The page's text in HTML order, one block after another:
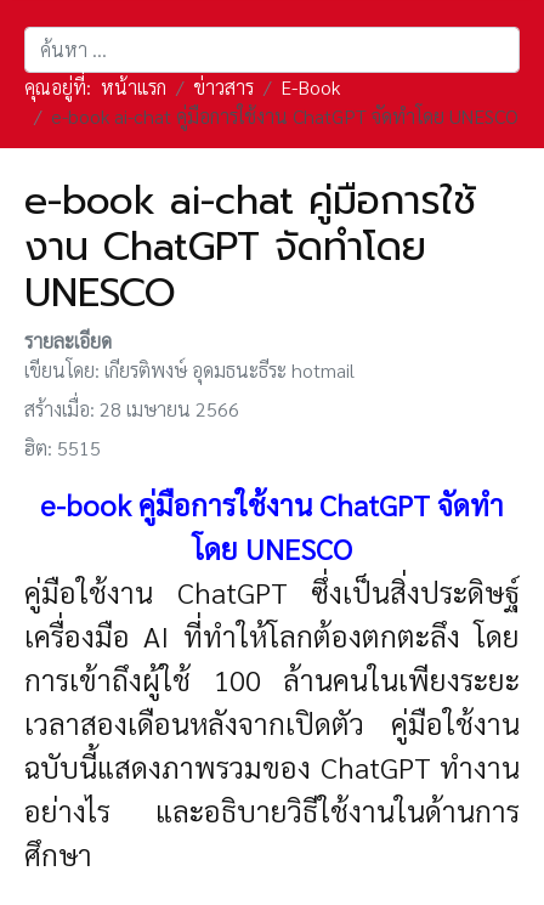
การค้นหา
คุณอยู่ที่: หน้าแรก ข่าวสาร
E-Book
e-book ai-chat คู่มือการใช้งาน ChatGPT จัดทำโดย UNESCO
e-book ai-chat คู่มือการใช้
งาน ChatGPT จัดทำโดย
UNESCO
รายละเอียด
เขียนโดย: เกียรติพงษ์ อุดมธนะธีระ hotmail
สร้างเมื่อ: 28 เมษายน 2566
ฮิต: 5515
e-book คู่มือการใช้งาน ChatGPT จัดทำ
โดย UNESCO
คู่มือใช้งาน ChatGPT ซึ่งเป็นสิ่งประดิษฐ์
เครื่องมือ AI ที่ทำให้โลกต้องตกตะลึง โดย
การเข้าถึงผู้ใช้ 100 ล้านคนในเพียงระยะ
เวลาสองเดือนหลังจากเปิดตัว คู่มือใช้งาน
ฉบับนี้แสดงภาพรวมของ ChatGPT ทำงาน
อย่างไร และอธิบายวิธีใช้งานในด้านการ
ศึกษา